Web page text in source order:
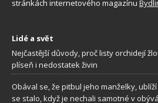
stránkách internetového magazínu
Lidé a svět
Nejčastější důvody, proč listy orchidejí
plíseň i nedostatek živin
Obával se, že pitbul jeho manželky,
se stalo, když je nechali samotné v